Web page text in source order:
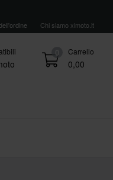
Chi siamo xlmoto.it
0 Carrello
0,00